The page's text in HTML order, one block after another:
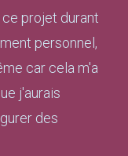
ce projet durant
personnel,
car cela m'a
j'aurais
des